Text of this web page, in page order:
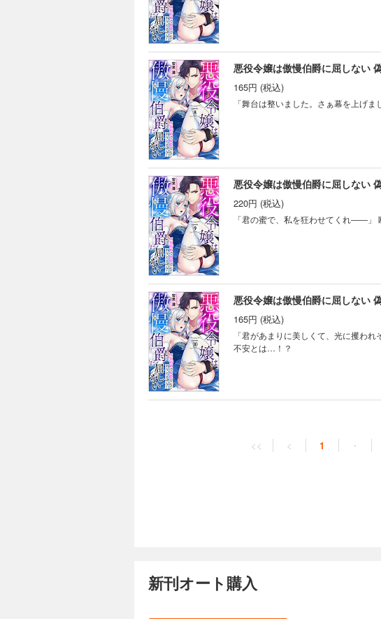
悪役令嬢は傲慢伯爵に屈しない
165円 (税込)
「舞台は整いました。さぁ幕を上げ
悪役令嬢は傲慢伯爵に屈しない
220円 (税込)
「君の蜜で、私を狂わせてくれ――」
悪役令嬢は傲慢伯爵に屈しない
165円 (税込)
「君があまりに美しくて、光に攫わ
不安とは…！？
<< < 1 ・
新刊オート購入